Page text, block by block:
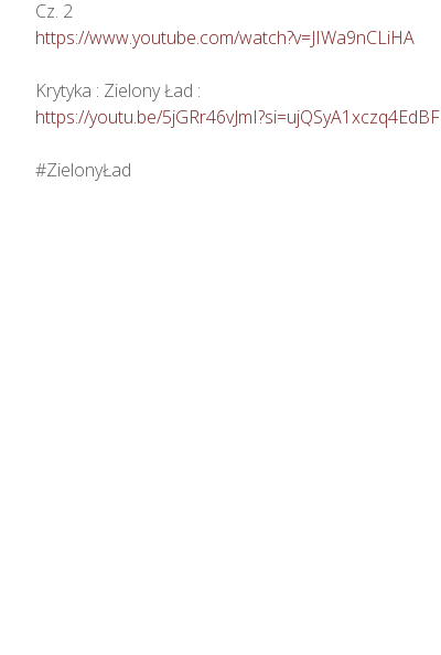
https://www.youtube.com/watch?v=JIWa9nCLiHA
https://youtu.be/5jGRr46vJmI?si=ujQSyA1xczq4EdBF
#ZielonyŁad